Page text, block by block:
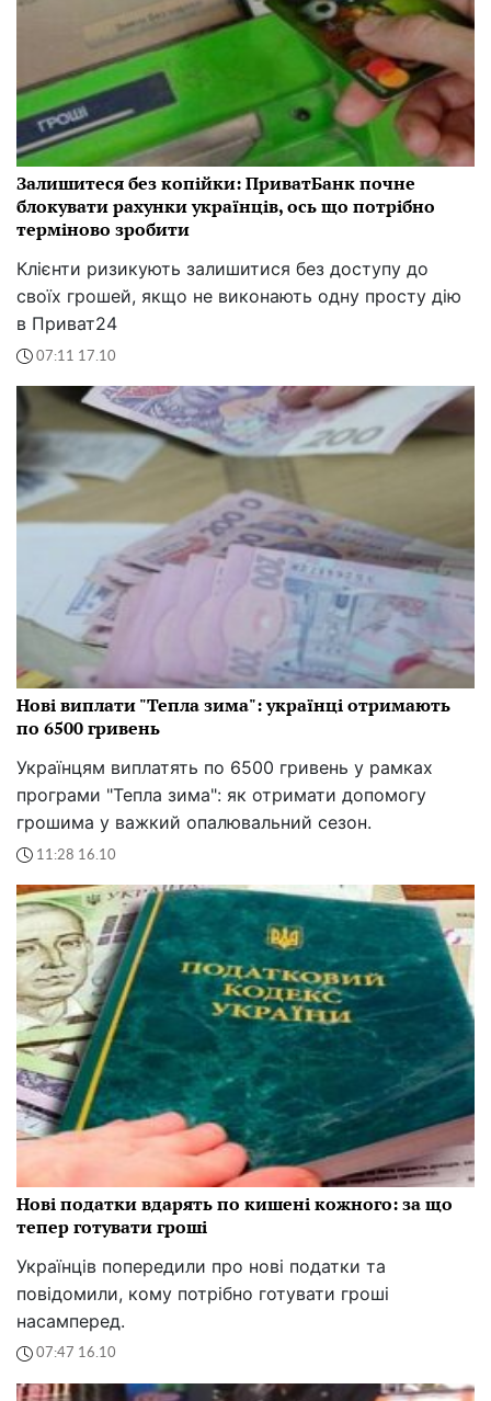
Залишитеся без копійки: ПриватБанк почне
блокувати рахунки українців, ось що потрібно
терміново зробити
Клієнти ризикують залишитися без доступу до
своїх грошей, якщо не виконають одну просту дію
в Приват24
07:11 17.10
Нові виплати "Тепла зима": українці отримають
по 6500 гривень
Українцям виплатять по 6500 гривень у рамках
програми "Тепла зима": як отримати допомогу
грошима у важкий опалювальний сезон.
11:28 16.10
Нові податки вдарять по кишені кожного: за що
тепер готувати гроші
Українців попередили про нові податки та
повідомили, кому потрібно готувати гроші
насамперед.
07:47 16.10